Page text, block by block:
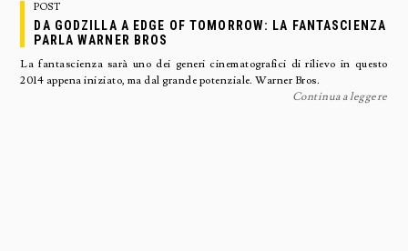
POST
DA GODZILLA A EDGE OF TOMORROW: LA FANTASCIENZA
PARLA WARNER BROS
La fantascienza sarà uno dei generi cinematografici di rilievo in questo
2014 appena iniziato, ma dal grande potenziale. Warner Bros.
Continua a leggere